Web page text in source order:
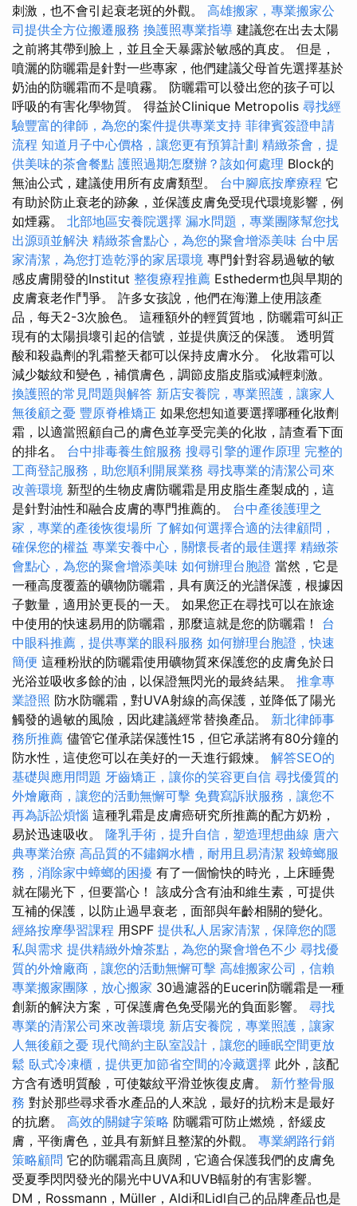
刺激，也不會引起衰老斑的外觀。 高雄搬家，專業搬家公
司提供全方位搬遷服務 換護照專業指導 建議您在出去太陽
之前將其帶到臉上，並且全天暴露於敏感的真皮。 但是，
噴灑的防曬霜是針對一些專家，他們建議父母首先選擇基於
奶油的防曬霜而不是噴霧。 防曬霜可以發出您的孩子可以
呼吸的有害化學物質。 得益於Clinique Metropolis 尋找經
驗豐富的律師，為您的案件提供專業支持 菲律賓簽證申請
流程 知道月子中心價格，讓您更有預算計劃 精緻茶會，提
供美味的茶會餐點 護照過期怎麼辦？該如何處理 Block的
無油公式，建議使用所有皮膚類型。 台中腳底按摩療程 它
有助於防止衰老的跡象，並保護皮膚免受現代環境影響，例
如煙霧。 北部地區安養院選擇 漏水問題，專業團隊幫您找
出源頭並解決 精緻茶會點心，為您的聚會增添美味 台中居
家清潔，為您打造乾淨的家居環境 專門針對容易過敏的敏
感皮膚開發的Institut 整復療程推薦 Esthederm也與早期的
皮膚衰老作鬥爭。 許多女孩說，他們在海灘上使用該產
品，每天2-3次臉色。 這種額外的輕質質地，防曬霜可糾正
現有的太陽損壞引起的信號，並提供廣泛的保護。 透明質
酸和殺蟲劑的乳霜整天都可以保持皮膚水分。 化妝霜可以
減少皺紋和變色，補償膚色，調節皮脂皮脂或減輕刺激。
換護照的常見問題與解答 新店安養院，專業照護，讓家人
無後顧之憂 豐原脊椎矯正 如果您想知道要選擇哪種化妝劑
霜，以適當照顧自己的膚色並享受完美的化妝，請查看下面
的排名。 台中排毒養生館服務 搜尋引擎的運作原理 完整的
工商登記服務，助您順利開展業務 尋找專業的清潔公司來
改善環境 新型的生物皮膚防曬霜是用皮脂生產製成的，這
是針對油性和融合皮膚的專門推薦的。 台中產後護理之
家，專業的產後恢復場所 了解如何選擇合適的法律顧問，
確保您的權益 專業安養中心，關懷長者的最佳選擇 精緻茶
會點心，為您的聚會增添美味 如何辦理台胞證 當然，它是
一種高度覆蓋的礦物防曬霜，具有廣泛的光譜保護，根據因
子數量，適用於更長的一天。 如果您正在尋找可以在旅途
中使用的快速易用的防曬霜，那麼這就是您的防曬霜！ 台
中眼科推薦，提供專業的眼科服務 如何辦理台胞證，快速
簡便 這種粉狀的防曬霜使用礦物質來保護您的皮膚免於日
光浴並吸收多餘的油，以保證無閃光的最終結果。 推拿專
業證照 防水防曬霜，對UVA射線的高保護，並降低了陽光
觸發的過敏的風險，因此建議經常替換產品。 新北律師事
務所推薦 儘管它僅承諾保護性15，但它承諾將有80分鐘的
防水性，這使您可以在美好的一天進行鍛煉。 解答SEO的
基礎與應用問題 牙齒矯正，讓你的笑容更自信 尋找優質的
外燴廠商，讓您的活動無懈可擊 免費寫訴狀服務，讓您不
再為訴訟煩惱 這種乳霜是皮膚癌研究所推薦的配方奶粉，
易於迅速吸收。 隆乳手術，提升自信，塑造理想曲線 唐六
典專業治療 高品質的不鏽鋼水槽，耐用且易清潔 殺蟑螂服
務，消除家中蟑螂的困擾 有了一個愉快的時光，上床睡覺
就在陽光下，但要當心！ 該成分含有油和維生素，可提供
互補的保護，以防止過早衰老，面部與年齡相關的變化。
經絡按摩學習課程 用SPF 提供私人居家清潔，保障您的隱
私與需求 提供精緻外燴茶點，為您的聚會增色不少 尋找優
質的外燴廠商，讓您的活動無懈可擊 高雄搬家公司，信賴
專業搬家團隊，放心搬家 30過濾器的Eucerin防曬霜是一種
創新的解決方案，可保護膚色免受陽光的負面影響。 尋找
專業的清潔公司來改善環境 新店安養院，專業照護，讓家
人無後顧之憂 現代簡約主臥室設計，讓您的睡眠空間更放
鬆 臥式冷凍櫃，提供更加節省空間的冷藏選擇 此外，該配
方含有透明質酸，可使皺紋平滑並恢復皮膚。 新竹整骨服
務 對於那些尋求香水產品的人來說，最好的抗粉末是最好
的抗磨。 高效的關鍵字策略 防曬霜可防止燃燒，舒緩皮
膚，平衡膚色，並具有新鮮且整潔的外觀。 專業網路行銷
策略顧問 它的防曬霜高且廣闊，它適合保護我們的皮膚免
受夏季閃閃發光的陽光中UVA和UVB輻射的有害影響。
DM，Rossmann，Müller，Aldi和Lidl自己的品牌產品也是